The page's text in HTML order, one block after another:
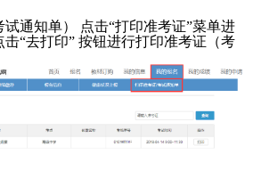
试通知单） 点击“打印准考证”菜单进
“去打印” 按钮进行打印准考证（考